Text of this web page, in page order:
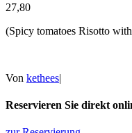
27,80
(Spicy tomatoes Risotto
Von kethees|
Reservieren Sie direkt